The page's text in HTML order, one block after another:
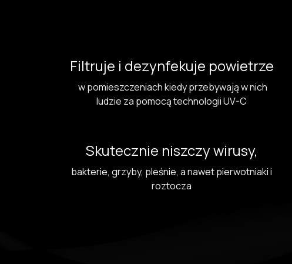
Filtruje i dezynfekuje powietrze
w pomieszczeniach kiedy przebywają w nich
ludzie za pomocą technologii UV-C
Skutecznie niszczy wirusy,
bakterie, grzyby, pleśnie, a nawet pierwotniaki i
roztocza